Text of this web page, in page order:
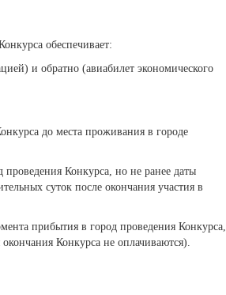
обеспечивает:
и обратно (авиабилет экономического
до места проживания в городе
Конкурса, но не ранее даты
суток после окончания участия в
прибытия в город проведения Конкурса,
Конкурса не оплачиваются).